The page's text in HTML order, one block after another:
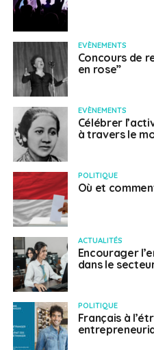
EVÈNEMENTS
Concours de
en rose”
EVÈNEMENTS
Célébrer
à travers le
POLITIQUE
Où et
ACTUALITÉS
Encourager
dans le
POLITIQUE
Français à